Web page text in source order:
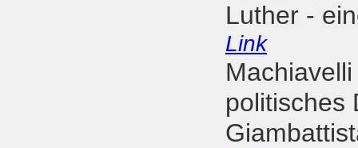
Luther -
Link
politisches